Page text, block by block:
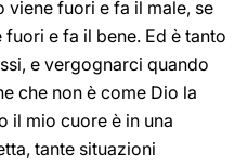
viene fuori e fa il male, se
e fa il bene. Ed è tanto
e vergognarci quando
che non è come Dio la
il mio cuore è in una
tante situazioni